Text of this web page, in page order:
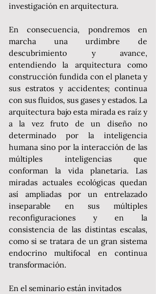
investigación en arquitectura.
En consecuencia, pondremos en
marcha una urdimbre de
descubrimiento y avance,
entendiendo la arquitectura como
construcción fundida con el planeta y
sus estratos y accidentes; continua
con sus fluidos, sus gases y estados. La
arquitectura bajo esta mirada es raíz y
a la vez fruto de un diseño no
determinado por la inteligencia
humana sino por la interacción de las
múltiples inteligencias que
conforman la vida planetaria. Las
miradas actuales ecológicas quedan
así ampliadas por un entrelazado
inseparable en sus múltiples
reconfiguraciones y en la
consistencia de las distintas escalas,
como si se tratara de un gran sistema
endocrino multifocal en continua
transformación.
En el seminario están invitados